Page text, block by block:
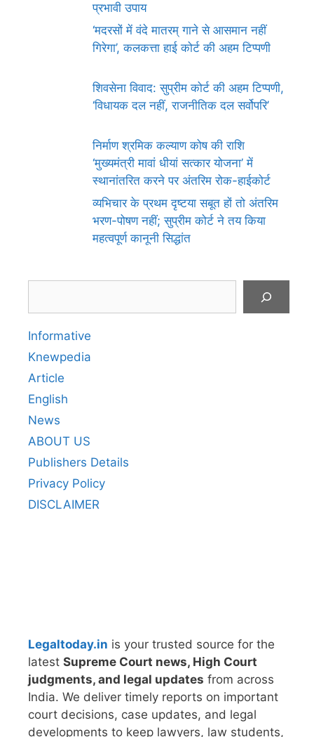
प्रभावी उपाय
‘मदरसों में वंदे मातरम् गाने से आसमान नहीं
गिरेगा’, कलकत्ता हाई कोर्ट की अहम टिप्पणी
शिवसेना विवाद: सुप्रीम कोर्ट की अहम टिप्पणी,
‘विधायक दल नहीं, राजनीतिक दल सर्वोपरि’
निर्माण श्रमिक कल्याण कोष की राशि
‘मुख्यमंत्री मावां धीयां सत्कार योजना’ में
स्थानांतरित करने पर अंतरिम रोक-हाईकोर्ट
व्यभिचार के प्रथम दृष्टया सबूत हों तो अंतरिम
भरण-पोषण नहीं; सुप्रीम कोर्ट ने तय किया
महत्वपूर्ण कानूनी सिद्धांत
Informative
Knewpedia
Article
English
News
ABOUT US
Publishers Details
Privacy Policy
DISCLAIMER
Legaltoday.in is your trusted source for the
latest Supreme Court news, High Court
judgments, and legal updates from across
India. We deliver timely reports on important
court decisions, case updates, and legal
developments to keep lawyers, law students,